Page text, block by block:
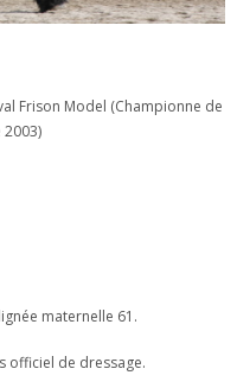
Frison Model (Championne de
2003)
maternelle 61.
officiel de dressage.